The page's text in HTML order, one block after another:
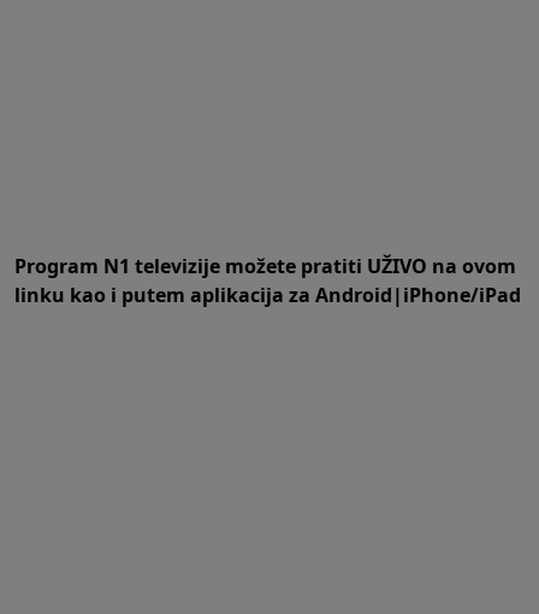
Program N1 televizije možete pratiti UŽIVO na ovom
linku kao i putem aplikacija za Android|iPhone/iPad